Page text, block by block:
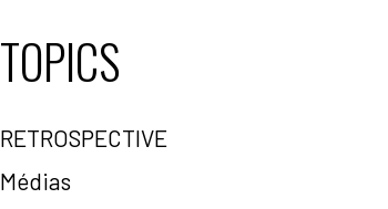
TOPICS
RETROSPECTIVE
Médias